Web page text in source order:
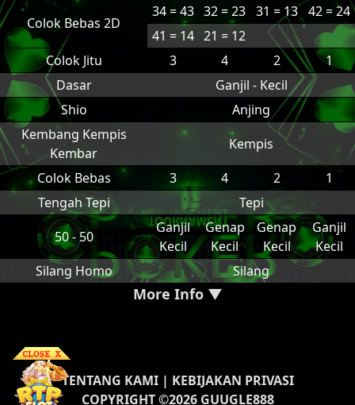
Colok Bebas 2D
34 = 43 32 = 23 31 = 13
42 = 24
41 = 14 21 = 12
Colok Jitu
3 4 2
1
Dasar
Ganjil - Kecil
Shio
Anjing
Kembang Kempis
Kembar
Kempis
Colok Bebas
3 4 2
1
Tengah Tepi
Tepi
50 - 50
Ganjil
Kecil
Genap
Kecil
Genap
Kecil
Ganjil
Kecil
Silang Homo
Silang
More Info ▼
TENTANG KAMI| KEBIJAKAN PRIVASI
COPYRIGHT ©2026 GUUGLE888